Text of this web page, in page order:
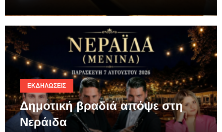
ΕΚΔΗΛΏΣΕΙΣ
Δημοτική βραδιά απόψε στη
Νεράιδα